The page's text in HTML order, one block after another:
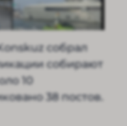
собрал
собирают
10
38 постов.